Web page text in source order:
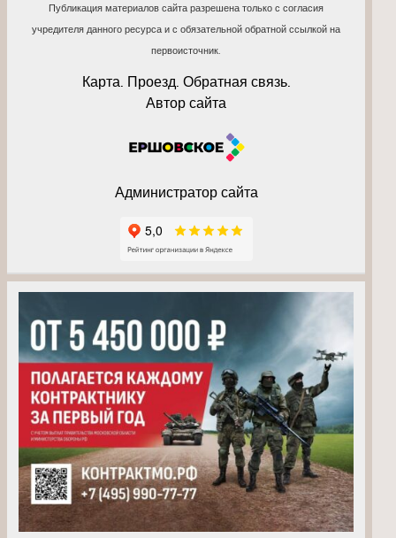
Публикация материалов сайта разрешена только с согласия
учредителя данного ресурса и с обязательной обратной ссылкой на
первоисточник.
Карта. Проезд. Обратная связь.
Автор сайта
Администратор сайта